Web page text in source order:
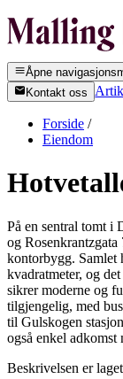
Åpne
Kontakt oss
Forside /
Eiendom
På en sentral tomt i
og Rosenkrantzgata
kontorbygg. Samlet
kvadratmeter, og
sikrer moderne og
tilgjengelig, med
til Gulskogen
også enkel adkomst
Beskrivelsen er